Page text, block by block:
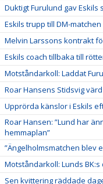
Duktigt Furulund gav Eskils
Eskils trupp till DM-matchen
Melvin Larssons kontrakt
Eskils coach tillbaka till
Motståndarkoll: Laddat
Roar Hansens Stidsvig
Upprörda känslor i Eskils
Roar Hansen: ”Lund har
hemmaplan”
”Ängelholmsmatchen blev
Motståndarkoll: Lunds
Sen kvittering räddade